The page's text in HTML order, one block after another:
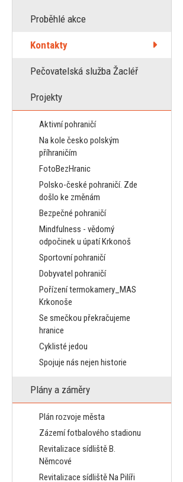
Proběhlé akce
Kontakty
Pečovatelská služba Žacléř
Projekty
Aktivní pohraničí
Na kole česko polským
příhraničím
FotoBezHranic
Polsko-české pohraničí. Zde
došlo ke změnám
Bezpečné pohraničí
Mindfulness - vědomý
odpočinek u úpatí Krkonoš
Sportovní pohraničí
Dobyvatel pohraničí
Pořízení termokamery_MAS
Krkonoše
Se smečkou překračujeme
hranice
Cyklisté jedou
Spojuje nás nejen historie
Plány a záměry
Plán rozvoje města
Zázemí fotbalového stadionu
Revitalizace sídliště B.
Němcové
Revitalizace sídliště Na Pilíři